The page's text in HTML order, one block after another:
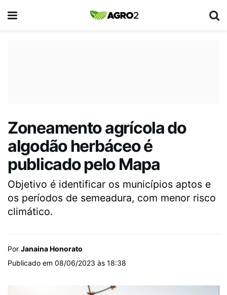
Zoneamento agrícola do
algodão herbáceo é
publicado pelo Mapa
Objetivo é identificar os municípios aptos e
os períodos de semeadura, com menor risco
climático.
Por Janaina Honorato
Publicado em 08/06/2023 às 18:38